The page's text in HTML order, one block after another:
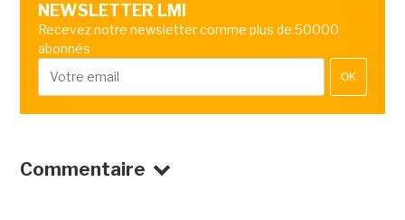
NEWSLETTER LMI
Recevez notre newsletter comme plus de 50000
abonnés
OK
Commentaire